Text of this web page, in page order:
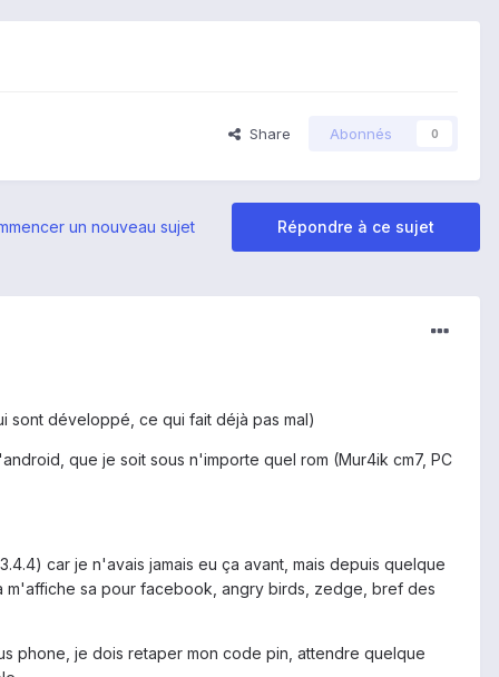
Share Abonnés 0
Répondre à ce sujet
un nouveau sujet
sont développé, ce qui fait déjà pas mal)
que je soit sous n'importe quel rom (Mur4ik cm7, PC
car je n'avais jamais eu ça avant, mais depuis quelque
m'affiche sa pour facebook, angry birds, zedge, bref des
phone, je dois retaper mon code pin, attendre quelque